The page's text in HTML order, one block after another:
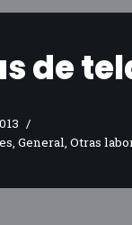
de
General Otras